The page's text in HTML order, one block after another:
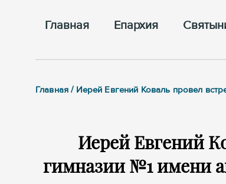
Главная Епархия
Главная / Иерей Евгений Коваль провел
Иерей Евгений
гимназии №1 имени